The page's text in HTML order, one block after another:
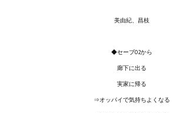
美由紀、昌枝
◆セーブ02から
廊下に出る
実家に帰る
⇒オッパイで気持ちよくなる